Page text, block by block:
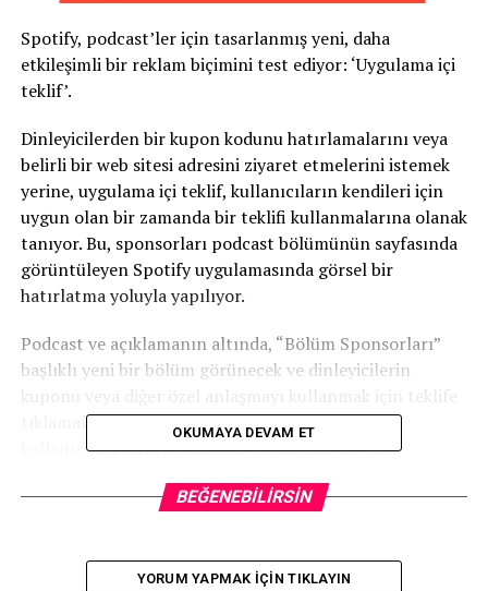
Spotify, podcast’ler için tasarlanmış yeni, daha
etkileşimli bir reklam biçimini test ediyor: ‘Uygulama içi
teklif’.
Dinleyicilerden bir kupon kodunu hatırlamalarını veya
belirli bir web sitesi adresini ziyaret etmelerini istemek
yerine, uygulama içi teklif, kullanıcıların kendileri için
uygun olan bir zamanda bir teklifi kullanmalarına olanak
tanıyor. Bu, sponsorları podcast bölümünün sayfasında
görüntüleyen Spotify uygulamasında görsel bir
hatırlatma yoluyla yapılıyor.
Podcast ve açıklamanın altında, “Bölüm Sponsorları”
başlıklı yeni bir bölüm görünecek ve dinleyicilerin
tıklamalarına olanak tanıyacak. Spotify, böylece,
kullanıcının tarayıcısını hemen kullanmak için
OKUMAYA DEVAM ET
BEĞENEBILIRSIN
YORUM YAPMAK IÇIN TIKLAYIN